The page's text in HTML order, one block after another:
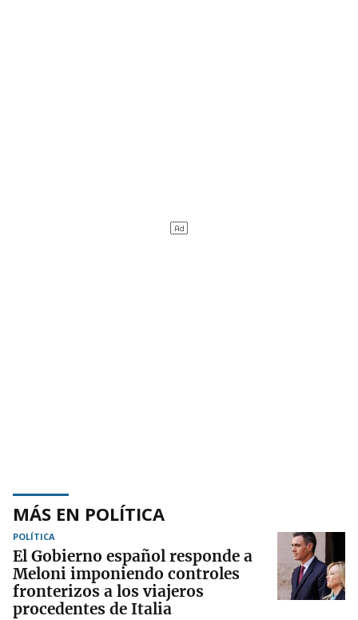
MÁS EN POLÍTICA
POLÍTICA
El Gobierno español responde a
Meloni imponiendo controles
fronterizos a los viajeros
procedentes de Italia